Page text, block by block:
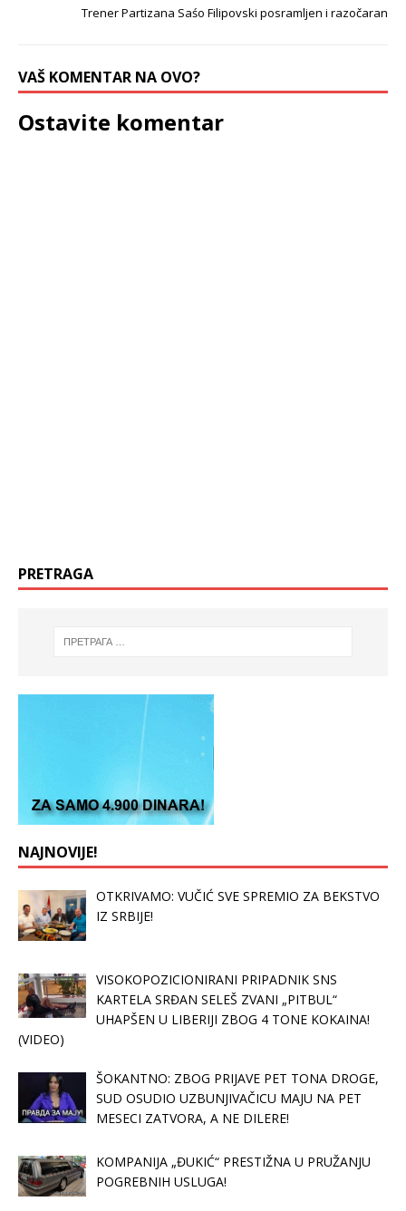
Trener Partizana Saśo Filipovski posramljen i razočaran
VAŠ KOMENTAR NA OVO?
Ostavite komentar
PRETRAGA
NAJNOVIJE!
OTKRIVAMO: VUČIĆ SVE SPREMIO ZA BEKSTVO
IZ SRBIJE!
VISOKOPOZICIONIRANI PRIPADNIK SNS
KARTELA SRĐAN SELEŠ ZVANI „PITBUL“
UHAPŠEN U LIBERIJI ZBOG 4 TONE KOKAINA!
(VIDEO)
ŠOKANTNO: ZBOG PRIJAVE PET TONA DROGE,
SUD OSUDIO UZBUNJIVAČICU MAJU NA PET
MESECI ZATVORA, A NE DILERE!
KOMPANIJA „ĐUKIĆ“ PRESTIŽNA U PRUŽANJU
POGREBNIH USLUGA!